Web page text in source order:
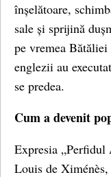
înșelătoare,
sale și sprijină
pe vremea
englezii au
se predea.
Cum a devenit
Expresia
Louis de